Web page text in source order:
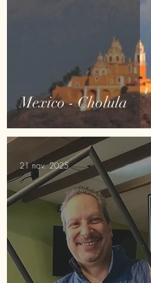
Mexico - Cholula
21 nov. 2025